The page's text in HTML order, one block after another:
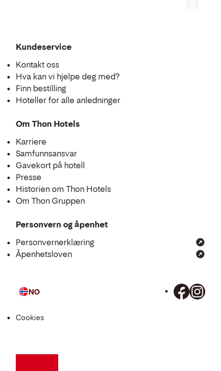
Kundeservice
Kontakt oss
Hva kan vi hjelpe deg med?
Finn bestilling
Hoteller for alle anledninger
Om Thon Hotels
Karriere
Samfunnsansvar
Gavekort på hotell
Presse
Historien om Thon Hotels
Om Thon Gruppen
Personvern og åpenhet
Personvernerklæring
Åpenhetsloven
Språk
NO
Cookies